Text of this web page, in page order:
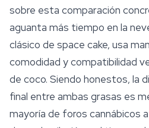
sobre esta comparación
aguanta más tiempo en la
clásico de space cake, usa
comodidad y compatibilidad
de coco. Siendo honestos, la
final entre ambas grasas es
mayoría de foros cannábicos